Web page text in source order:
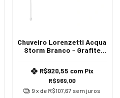
Chuveiro Lorenzetti Acqua
Storm Branco - Grafite
R$969,00
R$920,55 com Pix
9 x de R$107,67 sem juros